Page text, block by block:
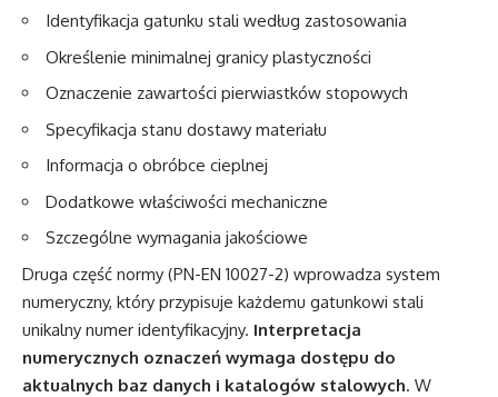
Identyfikacja gatunku stali według zastosowania
Określenie minimalnej granicy plastyczności
Oznaczenie zawartości pierwiastków stopowych
Specyfikacja stanu dostawy materiału
Informacja o obróbce cieplnej
Dodatkowe właściwości mechaniczne
Szczególne wymagania jakościowe
Druga część normy (PN-EN 10027-2) wprowadza system
numeryczny, który przypisuje każdemu gatunkowi stali
unikalny numer identyfikacyjny. Interpretacja
numerycznych oznaczeń wymaga dostępu do
aktualnych baz danych i katalogów stalowych. W